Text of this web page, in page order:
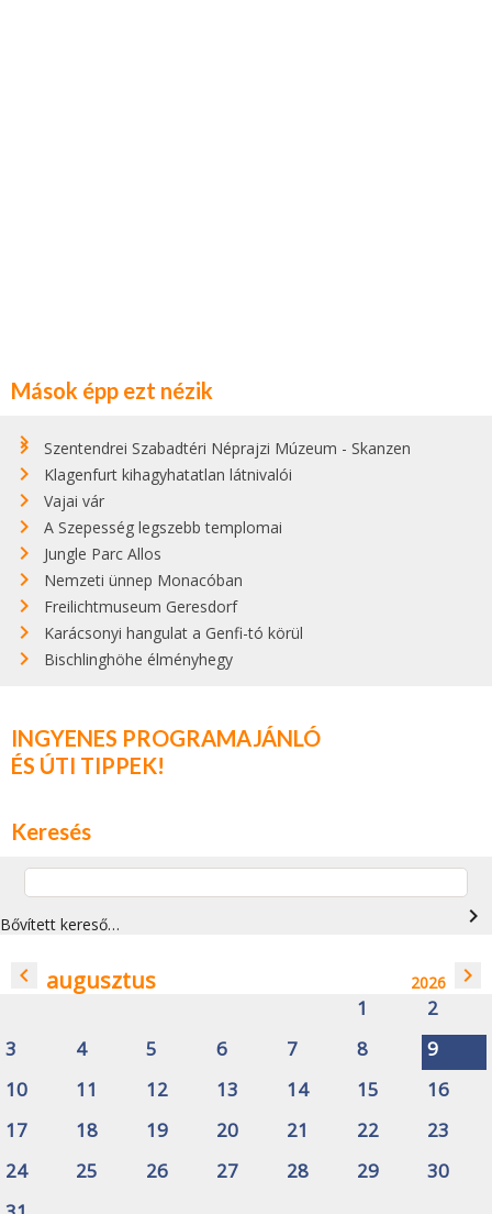
Mások épp ezt nézik
Szentendrei Szabadtéri Néprajzi Múzeum - Skanzen
Klagenfurt kihagyhatatlan látnivalói
Vajai vár
A Szepesség legszebb templomai
Jungle Parc Allos
Nemzeti ünnep Monacóban
Freilichtmuseum Geresdorf
Karácsonyi hangulat a Genfi-tó körül
Bischlinghöhe élményhegy
INGYENES PROGRAMAJÁNLÓ
ÉS ÚTI TIPPEK!
Keresés
Bővített kereső… navigate_next
navigate_before augusztus 2026 navigate_next
1
2
3
4 5 6 7 8
9
10
11 12 13 14 15
16
17
18 19 20 21 22
23
24
25 26 27 28 29
30